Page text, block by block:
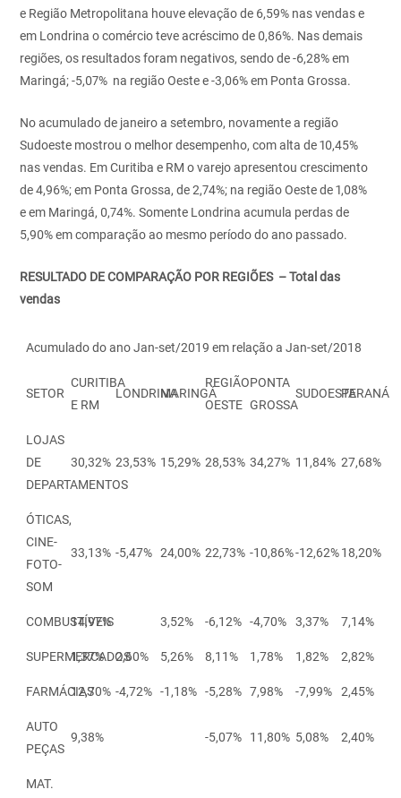
e Região Metropolitana houve elevação de 6,59% nas vendas e
em Londrina o comércio teve acréscimo de 0,86%. Nas demais
regiões, os resultados foram negativos, sendo de -6,28% em
Maringá; -5,07% na região Oeste e -3,06% em Ponta Grossa.
No acumulado de janeiro a setembro, novamente a região
Sudoeste mostrou o melhor desempenho, com alta de 10,45%
nas vendas. Em Curitiba e RM o varejo apresentou crescimento
de 4,96%; em Ponta Grossa, de 2,74%; na região Oeste de 1,08%
e em Maringá, 0,74%. Somente Londrina acumula perdas de
5,90% em comparação ao mesmo período do ano passado.
RESULTADO DE COMPARAÇÃO POR REGIÕES – Total das
vendas
Acumulado do ano Jan-set/2019 em relação a Jan-set/2018
SETOR
CURITIBA
E RM
LONDRINAMARINGÁ
REGIÃO
OESTE
PONTA
GROSSA
SUDOESTEPARANÁ
LOJAS
DE
DEPARTAMENTOS
30,32% 23,53% 15,29% 28,53% 34,27% 11,84% 27,68%
ÓTICAS,
CINE-
FOTO-
SOM
33,13% -5,47% 24,00% 22,73% -10,86%-12,62%18,20%
COMBUSTÍVEIS
14,97% 3,52% -6,12% -4,70% 3,37% 7,14%
SUPERMERCADOS
1,37% 2,60% 5,26% 8,11% 1,78% 1,82% 2,82%
FARMÁCIAS
12,70% -4,72% -1,18% -5,28% 7,98% -7,99% 2,45%
AUTO
PEÇAS
9,38% -5,07% 11,80% 5,08% 2,40%
MAT.